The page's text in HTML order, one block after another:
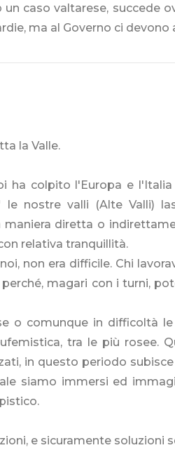
un caso valtarese, succede
ma al Governo ci devono
la Valle.
ha colpito l'Europa e
le nostre valli (Alte Valli)
maniera diretta o
relativa tranquillità.
non era difficile. Chi
magari con i turni,
o comunque in difficoltà
tra le più rosee.
in questo periodo
siamo immersi ed
e sicuramente soluzioni